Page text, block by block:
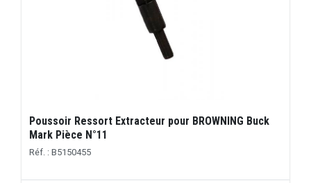
Poussoir Ressort Extracteur pour BROWNING Buck
Mark Pièce N°11
Réf. : B5150455